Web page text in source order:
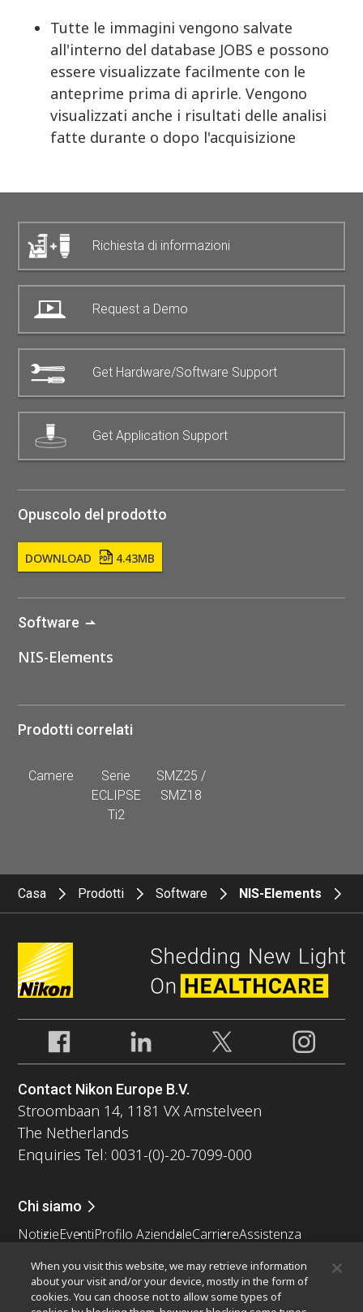
Tutte le immagini vengono salvate
all'interno del database JOBS e possono
essere visualizzate facilmente con le
anteprime prima di aprirle. Vengono
visualizzati anche i risultati delle analisi
fatte durante o dopo l'acquisizione
Richiesta di informazioni
Request a Demo
Get Hardware/Software Support
Get Application Support
Opuscolo del prodotto
DOWNLOAD 4.43MB
Software
NIS-Elements
Prodotti correlati
Camere
Serie
ECLIPSE
Ti2
SMZ25 /
SMZ18
Casa Prodotti Software NIS-Elements
Contact Nikon Europe B.V.
Stroombaan 14, 1181 VX Amstelveen
The Netherlands
Enquiries Tel: 0031-(0)-20-7099-000
Chi siamo
NotizieEventiProfilo AziendaleCarriereAssistenza
Nikon Microscopes 100th Anniversary
Popular Links
When you visit this website, we may retrieve information
about your visit and/or your device, mostly in the form of
cookies. You can choose not to allow some types of